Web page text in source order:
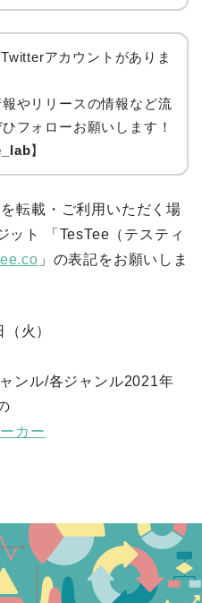
アカウントがありま
やリリースの情報など流
フォローお願いします！
】
転載・ご利用いただく場
ット 「TesTee（テスティ
」の表記をお願いしま
火）
ンル/各ジャンル2021年
カー